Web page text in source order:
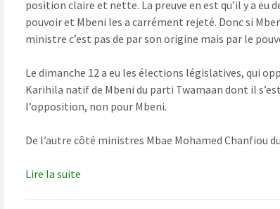
position claire et nette. La preuve en est qu’il y a eu
pouvoir et Mbeni les a carrément rejeté. Donc si
ministre c’est pas de par son origine mais par le
Le dimanche 12 a eu les élections législatives, qui
Karihila natif de Mbeni du parti Twamaan dont il
l’opposition, non pour Mbeni.
De l’autre côté ministres Mbae Mohamed Chanfiou
Lire la suite